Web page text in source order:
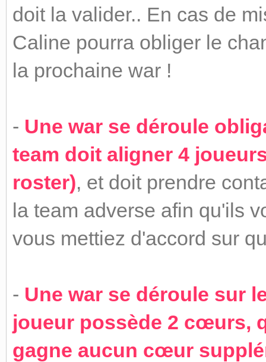
doit la valider.. En cas de
Caline pourra obliger le
la prochaine war !
- Une war se déroule
team doit aligner 4
roster), et doit prendre
la team adverse afin qu'ils
vous mettiez d'accord sur
- Une war se déroule sur
joueur possède 2 cœurs,
gagne aucun cœur